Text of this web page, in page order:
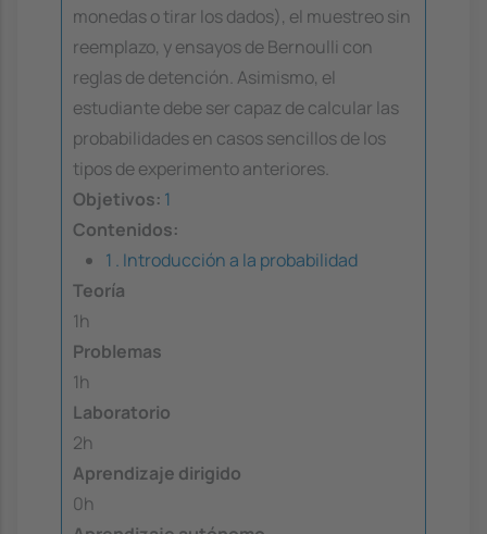
monedas o tirar los dados), el muestreo sin
reemplazo, y ensayos de Bernoulli con
reglas de detención. Asimismo, el
estudiante debe ser capaz de calcular las
probabilidades en casos sencillos de los
tipos de experimento anteriores.
Objetivos: 1
Contenidos:
1 . Introducción a la probabilidad
Teoría
1h
Problemas
1h
Laboratorio
2h
Aprendizaje dirigido
0h